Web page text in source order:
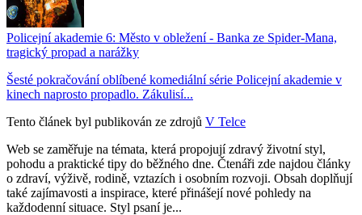
Policejní akademie 6: Město v obležení - Banka ze Spider-Mana,
tragický propad a narážky
Šesté pokračování oblíbené komediální série Policejní akademie v
kinech naprosto propadlo. Zákulisí...
Tento článek byl publikován ze zdrojů V Telce
Web se zaměřuje na témata, která propojují zdravý životní styl,
pohodu a praktické tipy do běžného dne. Čtenáři zde najdou články
o zdraví, výživě, rodině, vztazích i osobním rozvoji. Obsah doplňují
také zajímavosti a inspirace, které přinášejí nové pohledy na
každodenní situace. Styl psaní je...